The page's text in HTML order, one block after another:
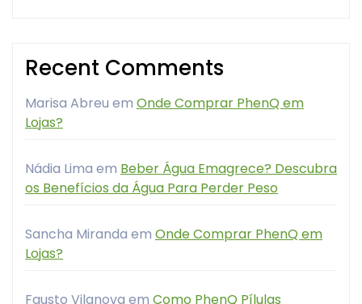
Recent Comments
Marisa Abreu em Onde Comprar PhenQ em
Lojas?
Nádia Lima em Beber Água Emagrece? Descubra
os Benefícios da Água Para Perder Peso
Sancha Miranda em Onde Comprar PhenQ em
Lojas?
Fausto Vilanova em Como PhenQ Pílulas